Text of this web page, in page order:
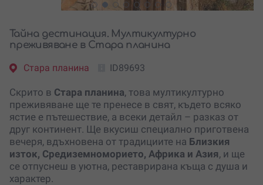
Тайна дестинация. Mултикултурно
преживяване в Стара планина
Стара планина ID89693
Скрито в Стара планина, това мултикултурно
преживяване ще те пренесе в свят, където всяко
ястие е пътешествие, а всеки детайл – разказ от
друг континент. Ще вкусиш специално приготвена
вечеря, вдъхновена от традициите на Близкия
изток, Средиземноморието, Африка и Азия, и ще
се отпуснеш в уютна, реставрирана къща с душа и
характер.